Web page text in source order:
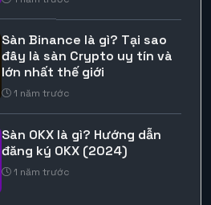
Sàn Binance là gì? Tại sao
đây là sàn Crypto uy tín và
lớn nhất thế giới
1 năm trước
Sàn OKX là gì? Hướng dẫn
đăng ký OKX (2024)
1 năm trước